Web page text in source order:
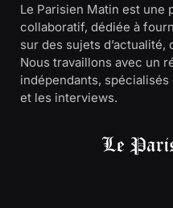
Le Parisien Matin est une
collaboratif, dédiée à
sur des sujets
Nous travaillons avec un
indépendants, spécialisés
et les interviews.